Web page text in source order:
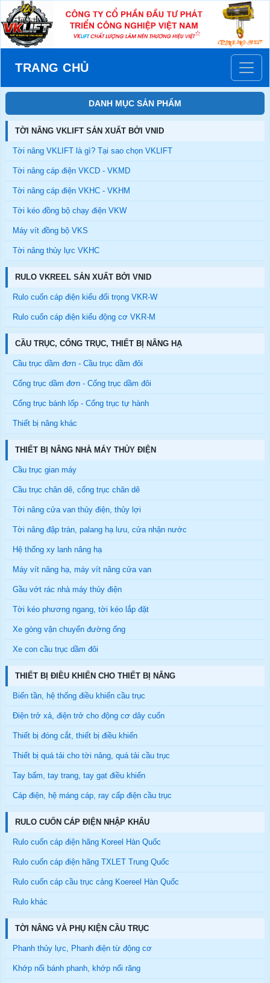
TRANG CHỦ
DANH MỤC SẢN PHẨM
TỜI NÂNG VKLIFT SẢN XUẤT BỞI VNID
Tời nâng VKLIFT là gì? Tại sao chọn VKLIFT
Tời nâng cáp điện VKCD - VKMD
Tời nâng cáp điện VKHC - VKHM
Tời kéo đồng bộ chạy điện VKW
Máy vít đồng bộ VKS
Tời nâng thủy lực VKHC
RULO VKREEL SẢN XUẤT BỞI VNID
Rulo cuốn cáp điện kiểu đối trọng VKR-W
Rulo cuốn cáp điện kiểu động cơ VKR-M
CẦU TRỤC, CỔNG TRỤC, THIẾT BỊ NÂNG HẠ
Cầu trục dầm đơn - Cầu trục dầm đôi
Cổng trục dầm đơn - Cổng trục dầm đôi
Cổng trục bánh lốp - Cổng trục tự hành
Thiết bị nâng khác
THIẾT BỊ NÂNG NHÀ MÁY THỦY ĐIỆN
Cầu trục gian máy
Cầu trục chân dê, cổng trục chân dê
Tời nâng cửa van thủy điện, thủy lợi
Tời nâng đập tràn, palang hạ lưu, cửa nhận nước
Hệ thống xy lanh nâng hạ
Máy vít nâng hạ, máy vít nâng cửa van
Gầu vớt rác nhà máy thủy điện
Tời kéo phương ngang, tời kéo lắp đặt
Xe gòng vận chuyển đường ống
Xe con cầu trục dầm đôi
THIẾT BỊ ĐIỀU KHIỂN CHO THIẾT BỊ NÂNG
Biến tần, hệ thống điều khiển cầu trục
Điện trở xả, điện trở cho động cơ dây cuốn
Thiết bị đóng cắt, thiết bị điều khiển
Thiết bị quá tải cho tời nâng, quá tải cầu trục
Tay bấm, tay trang, tay gạt điều khiển
Cáp điện, hệ máng cáp, ray cấp điện cầu trục
RULO CUỐN CÁP ĐIỆN NHẬP KHẨU
Rulo cuốn cáp điện hãng Koreel Hàn Quốc
Rulo cuốn cáp điện hãng TXLET Trung Quốc
Rulo cuốn cáp cầu trục cảng Koereel Hàn Quốc
Rulo khác
TỜI NÂNG VÀ PHỤ KIỆN CẦU TRỤC
Phanh thủy lực, Phanh điện từ động cơ
Khớp nối bánh phanh, khớp nối răng